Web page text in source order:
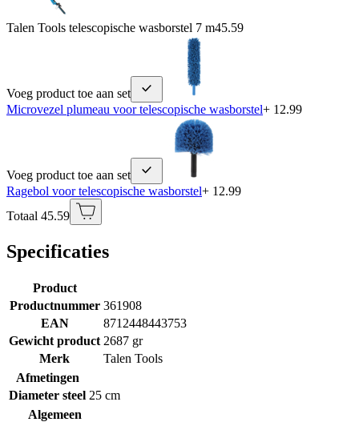
Talen Tools telescopische wasborstel 7 m45.59
Voeg product toe aan set
Microvezel plumeau voor telescopische wasborstel+ 12.99
Voeg product toe aan set
Ragebol voor telescopische wasborstel+ 12.99
Totaal 45.59
Specificaties
Product
Productnummer 361908
EAN
8712448443753
Gewicht product 2687 gr
Merk
Talen Tools
Afmetingen
Diameter steel 25 cm
Algemeen